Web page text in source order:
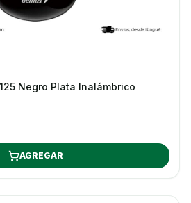
Negro Plata Inalámbrico
AGREGAR